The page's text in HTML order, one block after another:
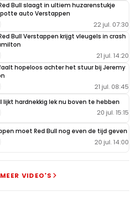
Bull slaagt in ultiem huzarenstukje
auto Verstappen
22 jul. 07:30
Bull Verstappen krijgt vleugels in crash
21 jul. 14:20
hopeloos achter het stuur bij Jeremy
21 jul. 08:45
lijkt hardnekkig lek nu boven te hebben
20 jul. 15:15
moet Red Bull nog even de tijd geven
20 jul. 14:00
MEER VIDEO'S